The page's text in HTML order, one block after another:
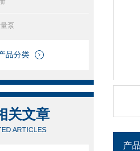
泵
品分类
关文章
ARTICLES
产